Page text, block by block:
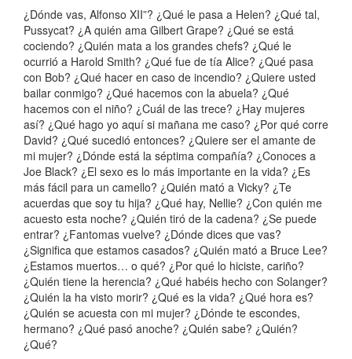
¿Dónde vas, Alfonso XII”? ¿Qué le pasa a Helen? ¿Qué tal,
Pussycat? ¿A quién ama Gilbert Grape? ¿Qué se está
cociendo? ¿Quién mata a los grandes chefs? ¿Qué le
ocurrió a Harold Smith? ¿Qué fue de tía Alice? ¿Qué pasa
con Bob? ¿Qué hacer en caso de incendio? ¿Quiere usted
bailar conmigo? ¿Qué hacemos con la abuela? ¿Qué
hacemos con el niño? ¿Cuál de las trece? ¿Hay mujeres
así? ¿Qué hago yo aquí si mañana me caso? ¿Por qué corre
David? ¿Qué sucedió entonces? ¿Quiere ser el amante de
mi mujer? ¿Dónde está la séptima compañía? ¿Conoces a
Joe Black? ¿El sexo es lo más importante en la vida? ¿Es
más fácil para un camello? ¿Quién mató a Vicky? ¿Te
acuerdas que soy tu hija? ¿Qué hay, Nellie? ¿Con quién me
acuesto esta noche? ¿Quién tiró de la cadena? ¿Se puede
entrar? ¿Fantomas vuelve? ¿Dónde dices que vas?
¿Significa que estamos casados? ¿Quién mató a Bruce Lee?
¿Estamos muertos… o qué? ¿Por qué lo hiciste, cariño?
¿Quién tiene la herencia? ¿Qué habéis hecho con Solanger?
¿Quién la ha visto morir? ¿Qué es la vida? ¿Qué hora es?
¿Quién se acuesta con mi mujer? ¿Dónde te escondes,
hermano? ¿Qué pasó anoche? ¿Quién sabe? ¿Quién?
¿Qué?